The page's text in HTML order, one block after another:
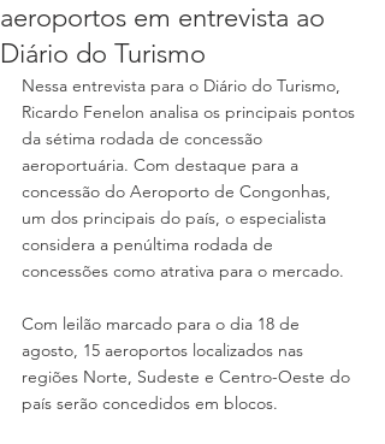
aeroportos em entrevista ao
Diário do Turismo
Nessa entrevista para o Diário do Turismo,
Ricardo Fenelon analisa os principais pontos
da sétima rodada de concessão
aeroportuária. Com destaque para a
concessão do Aeroporto de Congonhas,
um dos principais do país, o especialista
considera a penúltima rodada de
concessões como atrativa para o mercado.
Com leilão marcado para o dia 18 de
agosto, 15 aeroportos localizados nas
regiões Norte, Sudeste e Centro-Oeste do
país serão concedidos em blocos.